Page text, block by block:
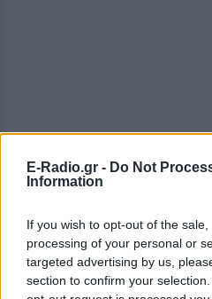
E-Radio.gr - Do Not
Information
If you wish to opt-out of the
processing of your personal or
targeted advertising by us,
section to confirm your
ΔΕΙΤΕ ΕΠΙΣΗΣ
ΣΤΗΝ ΙΔΙΑ